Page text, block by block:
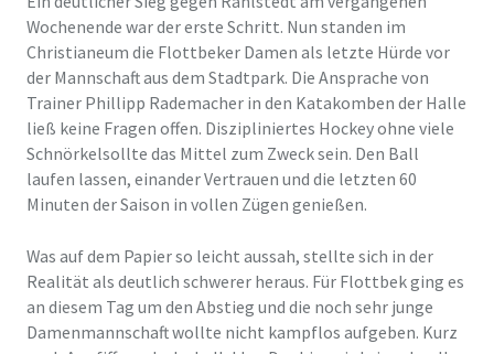
Wochenende war der erste Schritt. Nun standen im
Christianeum die Flottbeker Damen als letzte Hürde vor
der Mannschaft aus dem Stadtpark. Die Ansprache von
Trainer Phillipp Rademacher in den Katakomben der Halle
ließ keine Fragen offen. Diszipliniertes Hockey ohne viele
Schnörkelsollte das Mittel zum Zweck sein. Den Ball
laufen lassen, einander Vertrauen und die letzten 60
Minuten der Saison in vollen Zügen genießen.
Was auf dem Papier so leicht aussah, stellte sich in der
Realität als deutlich schwerer heraus. Für Flottbek ging es
an diesem Tag um den Abstieg und die noch sehr junge
Damenmannschaft wollte nicht kampflos aufgeben. Kurz